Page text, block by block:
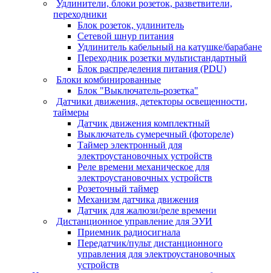
Удлинители, блоки розеток, разветвители,
переходники
Блок розеток, удлинитель
Сетевой шнур питания
Удлинитель кабельный на катушке/барабане
Переходник розетки мультистандартный
Блок распределения питания (PDU)
Блоки комбинированные
Блок "Выключатель-розетка"
Датчики движения, детекторы освещенности,
таймеры
Датчик движения комплектный
Выключатель сумеречный (фотореле)
Таймер электронный для
электроустановочных устройств
Реле времени механическое для
электроустановочных устройств
Розеточный таймер
Механизм датчика движения
Датчик для жалюзи/реле времени
Дистанционное управление для ЭУИ
Приемник радиосигнала
Передатчик/пульт дистанционного
управления для электроустановочных
устройств